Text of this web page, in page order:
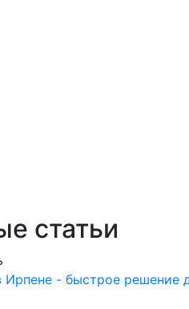
статьи
Ирпене - быстрое решение